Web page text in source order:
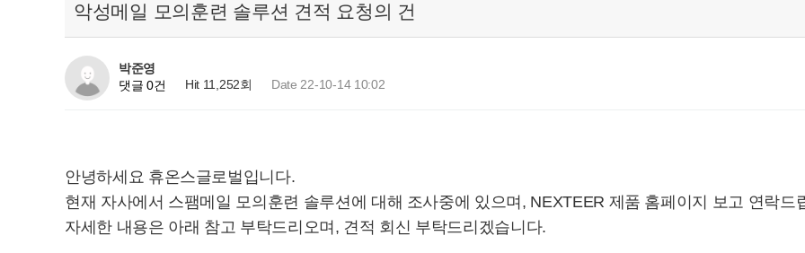
악성메일 모의훈련 솔루션 견적 요청의 건
박준영
댓글 0건
Hit 11,252회 Date 22-10-14 10:02
안녕하세요 휴온스글로벌입니다.
현재 자사에서 스팸메일 모의훈련 솔루션에 대해 조사중에 있으며, NEXTEER 제품 홈페이지 보고 연락드
자세한 내용은 아래 참고 부탁드리오며, 견적 회신 부탁드리겠습니다.